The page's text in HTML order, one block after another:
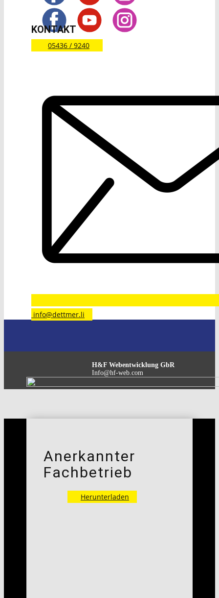
KONTAKT
05436 / 9240
​info@dettmer.li
H&F Webentwicklung GbR
Info@hf-web.com
Anerkannter
Fachbetrieb
Herunterladen